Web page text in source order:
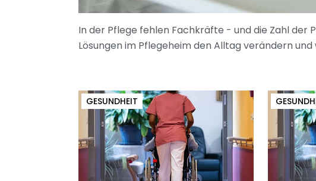
In der Pflege fehlen Fachkräfte - und die Zahl der
Lösungen im Pflegeheim den Alltag verändern
GESUNDHEIT